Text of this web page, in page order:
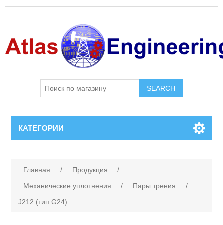
КАТЕГОРИИ
Главная / Продукция
/
Механические уплотнения
/ Пары трения
/
J212 (тип G24)